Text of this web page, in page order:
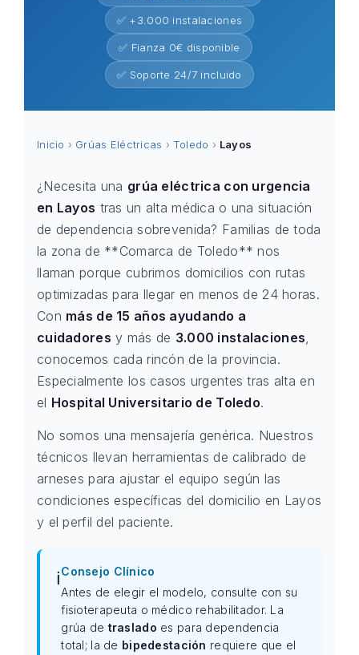
✅ +3.000 instalaciones
✅ Fianza 0€ disponible
✅ Soporte 24/7 incluido
Inicio › Grúas Eléctricas › Toledo › Layos
¿Necesita una grúa eléctrica con urgencia
en Layos tras un alta médica o una situación
de dependencia sobrevenida? Familias de toda
la zona de **Comarca de Toledo** nos
llaman porque cubrimos domicilios con rutas
optimizadas para llegar en menos de 24 horas.
Con más de 15 años ayudando a
cuidadores y más de 3.000 instalaciones,
conocemos cada rincón de la provincia.
Especialmente los casos urgentes tras alta en
el Hospital Universitario de Toledo.
No somos una mensajería genérica. Nuestros
técnicos llevan herramientas de calibrado de
arneses para ajustar el equipo según las
condiciones específicas del domicilio en Layos
y el perfil del paciente.
ℹ️Consejo Clínico
Antes de elegir el modelo, consulte con su
fisioterapeuta o médico rehabilitador. La
grúa de traslado es para dependencia
total; la de bipedestación requiere que el